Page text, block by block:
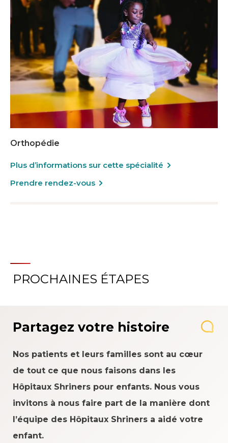
Orthopédie
Plus d’informations sur cette spécialité
Prendre rendez-vous
PROCHAINES ÉTAPES
Partagez votre histoire
Nos patients et leurs familles sont au cœur
de tout ce que nous faisons dans les
Hôpitaux Shriners pour enfants. Nous vous
invitons à nous faire part de la manière dont
l’équipe des Hôpitaux Shriners a aidé votre
enfant.